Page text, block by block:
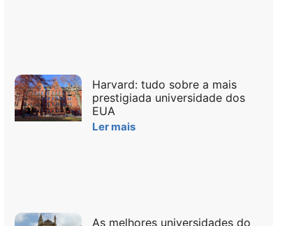
Harvard: tudo sobre a mais
prestigiada universidade dos
EUA
Ler mais
As melhores universidades do